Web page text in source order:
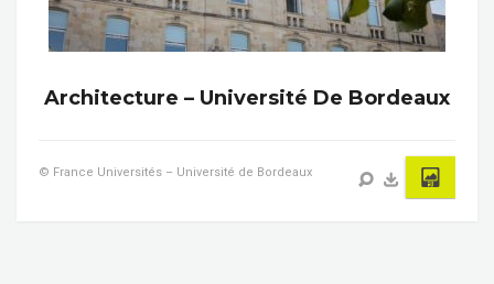
Architecture – Université De Bordeaux
© France Universités – Université de Bordeaux